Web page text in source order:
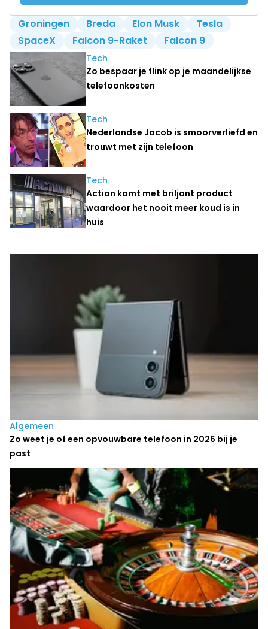
Groningen Breda Elon Musk
Tesla
SpaceX
Falcon 9-Raket Falcon 9
Lees ook
Tech
Zo bespaar je flink op je maandelijkse
telefoonkosten
Tech
Nederlandse Jacob is smoorverliefd en
trouwt met zijn telefoon
Tech
Action komt met briljant product
waardoor het nooit meer koud is in
huis
Laatste nieuws
Algemeen
Zo weet je of een opvouwbare telefoon in 2026 bij je
past